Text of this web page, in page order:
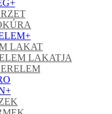
+
+
LAKAT
LAKATJA
+